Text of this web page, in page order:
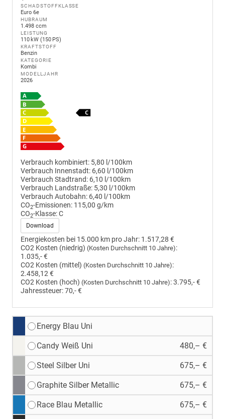
SCHADSTOFFKLASSE
Euro 6e
HUBRAUM
1.498 ccm
LEISTUNG
110 kW (150 PS)
KRAFTSTOFF
Benzin
KATEGORIE
Kombi
MODELLJAHR
2026
Verbrauch kombiniert: 5,80 l/100km
Verbrauch Innenstadt: 6,60 l/100km
Verbrauch Stadtrand: 6,10 l/100km
Verbrauch Landstraße: 5,30 l/100km
Verbrauch Autobahn: 6,40 l/100km
CO2-Emissionen: 115,00 g/km
CO2-Klasse:C
Download
Energiekosten bei 15.000 km pro Jahr: 1.517,28 €
CO2 Kosten (niedrig) (Kosten Durchschnitt 10 Jahre):
1.035,- €
CO2 Kosten (mittel) (Kosten Durchschnitt 10 Jahre):
2.458,12 €
CO2 Kosten (hoch) (Kosten Durchschnitt 10 Jahre):3.795,- €
Jahressteuer:70,- €
Energy Blau Uni
Candy Weiß Uni 480,– €
Steel Silber Uni 675,– €
Graphite Silber Metallic 675,– €
Race Blau Metallic 675,– €